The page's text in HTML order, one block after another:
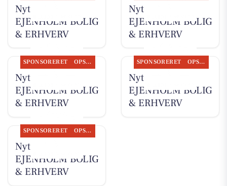
Nyt fra
EJENHOLM BOLIG
& ERHVERV
Nyt fra
EJENHOLM BOLIG
& ERHVERV
SPONSORERET OPSLAGSTAVLEN
Nyt fra
EJENHOLM BOLIG
& ERHVERV
SPONSORERET OPSLAGSTAVLEN
Nyt fra
EJENHOLM BOLIG
& ERHVERV
SPONSORERET OPSLAGSTAVLEN
Nyt fra
EJENHOLM BOLIG
& ERHVERV